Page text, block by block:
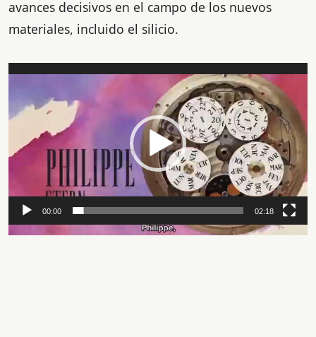
avances decisivos en el campo de los nuevos
materiales, incluido el silicio.
Reproductor
vídeo
00:00 02:18